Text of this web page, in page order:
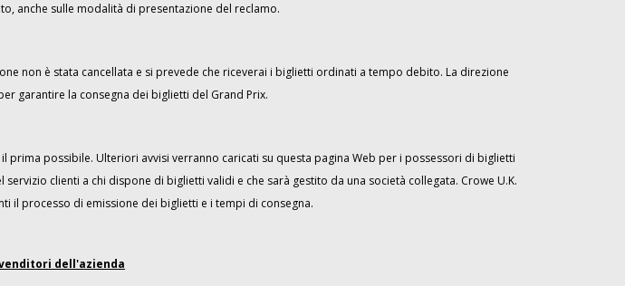
anche sulle modalità di presentazione del reclamo.
non è stata cancellata e si prevede che riceverai i biglietti ordinati a tempo debito. La direzione
garantire la consegna dei biglietti del Grand Prix.
possibile. Ulteriori avvisi verranno caricati su questa pagina Web per i possessori di biglietti
clienti a chi dispone di biglietti validi e che sarà gestito da una società collegata. Crowe U.K.
il processo di emissione dei biglietti e i tempi di consegna.
dell'azienda